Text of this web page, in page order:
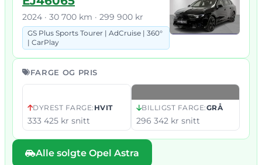
2024 · 30 700 km · 299 900 kr
GS Plus Sports Tourer | AdCruise |
360°
CarPlay
FARGE OG PRIS
DYREST FARGE: HVIT
333 425 kr snitt
BILLIGST FARGE:GRÅ
296 342 kr snitt
Alle solgte Opel Astra